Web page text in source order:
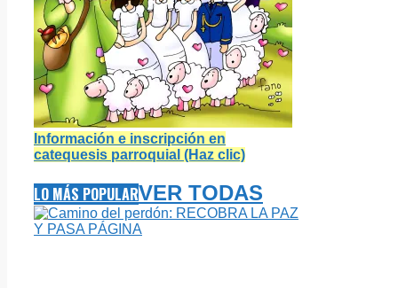
Información e inscripción en
catequesis parroquial (Haz clic)
LO MÁS POPULARVER TODAS